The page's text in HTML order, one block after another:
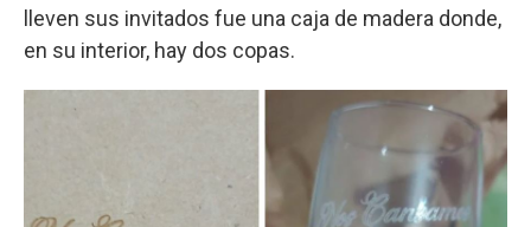
lleven sus invitados fue una caja de madera donde,
en su interior, hay dos copas.